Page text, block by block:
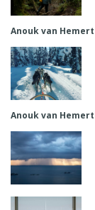
Anouk van Hemert
Anouk van Hemert